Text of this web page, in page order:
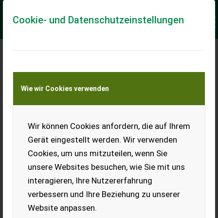
Cookie- und Datenschutzeinstellungen
Wie wir Cookies verwenden
Wir können Cookies anfordern, die auf Ihrem
Gerät eingestellt werden. Wir verwenden
Cookies, um uns mitzuteilen, wenn Sie
unsere Websites besuchen, wie Sie mit uns
interagieren, Ihre Nutzererfahrung
verbessern und Ihre Beziehung zu unserer
Website anpassen.
Meine Transportkostenanfrage
Transport von Land- und Baumaschinen –
KEINE Tiertransporte
Ladeort
Ort